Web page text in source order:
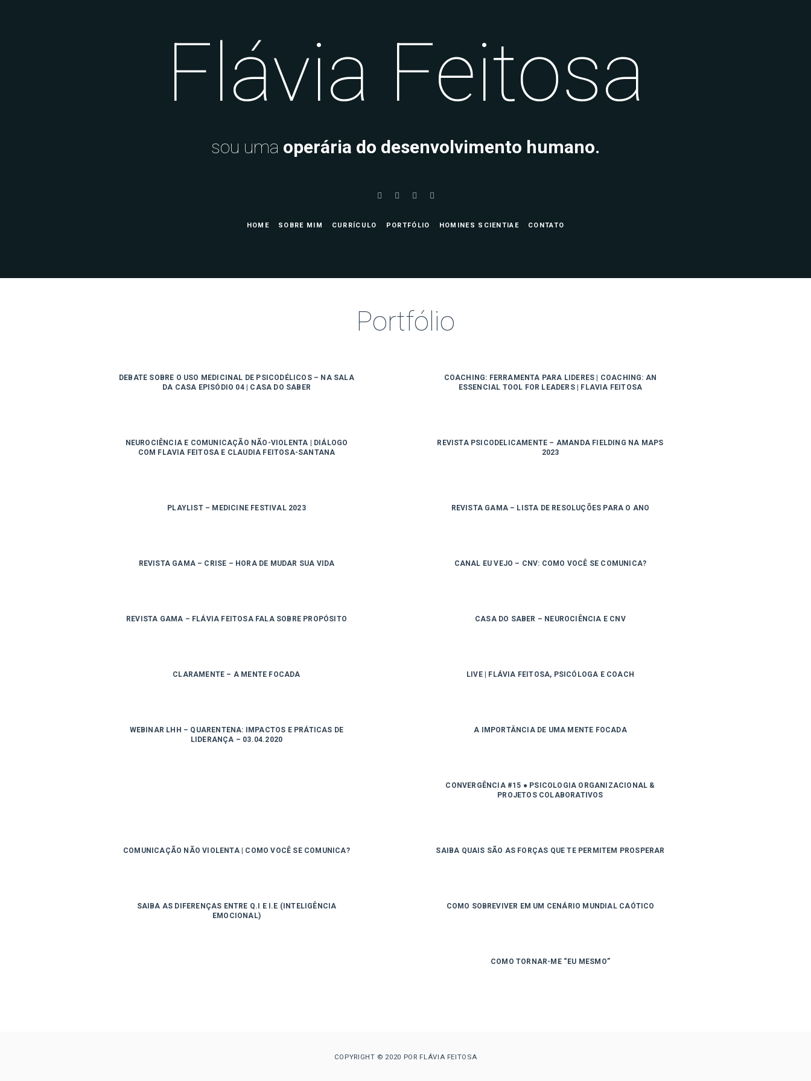
Flávia Feitosa
sou uma operária do desenvolvimento humano.
HOME SOBRE MIM CURRÍCULO PORTFÓLIO HOMINES SCIENTIAE CONTATO
Portfólio
DEBATE SOBRE O USO MEDICINAL DE PSICODÉLICOS – NA SALA
DA CASA EPISÓDIO 04 | CASA DO SABER
COACHING: FERRAMENTA PARA LIDERES | COACHING: AN
ESSENCIAL TOOL FOR LEADERS | FLAVIA FEITOSA
NEUROCIÊNCIA E COMUNICAÇÃO NÃO-VIOLENTA | DIÁLOGO
COM FLAVIA FEITOSA E CLAUDIA FEITOSA-SANTANA
REVISTA PSICODELICAMENTE – AMANDA FIELDING NA MAPS
2023
PLAYLIST – MEDICINE FESTIVAL 2023 REVISTA GAMA – LISTA DE RESOLUÇÕES PARA O ANO
REVISTA GAMA – CRISE – HORA DE MUDAR SUA VIDA CANAL EU VEJO – CNV: COMO VOCÊ SE COMUNICA?
REVISTA GAMA – FLÁVIA FEITOSA FALA SOBRE PROPÓSITO CASA DO SABER – NEUROCIÊNCIA E CNV
CLARAMENTE – A MENTE FOCADA LIVE | FLÁVIA FEITOSA, PSICÓLOGA E COACH
WEBINAR LHH – QUARENTENA: IMPACTOS E PRÁTICAS DE
LIDERANÇA – 03.04.2020
A IMPORTÂNCIA DE UMA MENTE FOCADA
CONVERGÊNCIA #15 ● PSICOLOGIA ORGANIZACIONAL &
PROJETOS COLABORATIVOS
COMUNICAÇÃO NÃO VIOLENTA | COMO VOCÊ SE COMUNICA? SAIBA QUAIS SÃO AS FORÇAS QUE TE PERMITEM PROSPERAR
SAIBA AS DIFERENÇAS ENTRE Q.I E I.E (INTELIGÊNCIA
EMOCIONAL)
COMO SOBREVIVER EM UM CENÁRIO MUNDIAL CAÓTICO
COMO TORNAR-ME “EU MESMO”
COPYRIGHT © 2020 POR FLÁVIA FEITOSA